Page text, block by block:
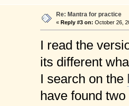
Re: Mantra for practice
« Reply #3 on: October 26,
I read the
its different
I search on the
have found